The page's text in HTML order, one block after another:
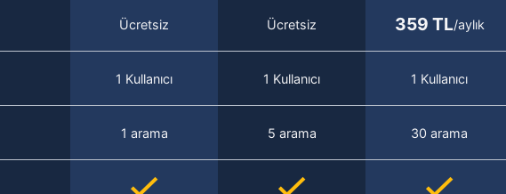
Ücretsiz Ücretsiz 359 TL/aylık
1 Kullanıcı 1 Kullanıcı 1 Kullanıcı
1 arama 5 arama 30 arama